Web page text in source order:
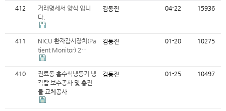
412
거래명세서 양식 입니
다.
김동진 04-22 15936
411
NICU 환자감시장치(Pa
tient Monitor) 2…
김동진 01-20 10275
410
진료동 흡수식냉동기 냉
각탑 보수공사 및 충진
물 교체공사
김동진 01-25 10497